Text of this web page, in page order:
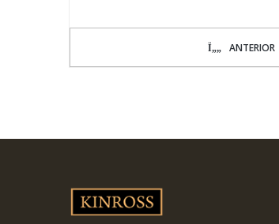
ANTERIOR